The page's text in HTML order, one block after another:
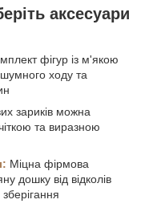
аксесуари
фігур із м'якою
ходу та
зариків можна
та виразною
Міцна фірмова
дошку від відколів